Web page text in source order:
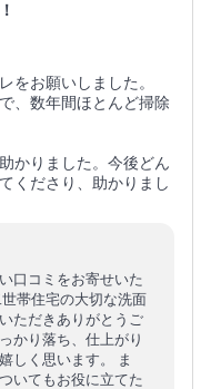
をお願いしました。
、数年間ほとんど掃除
かりました。今後どん
くださり、助かりまし
口コミをお寄せいた
帯住宅の大切な洗面
ただきありがとうご
かり落ち、仕上がり
しく思います。 ま
いてもお役に立てた